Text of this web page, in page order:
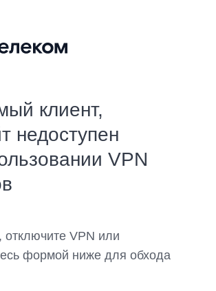
клиент,
недоступен
VPN
отключите VPN или
формой ниже для обхода